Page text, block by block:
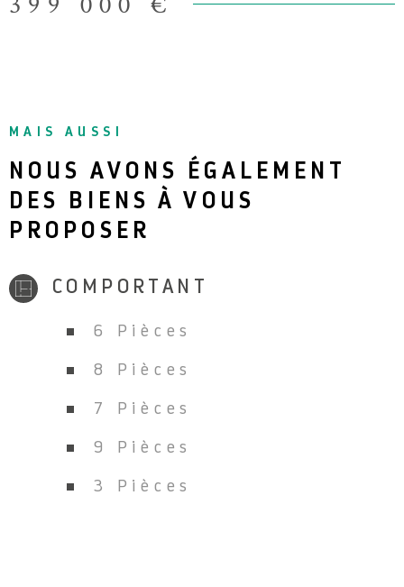
MAIS AUSSI
NOUS AVONS ÉGALEMENT
DES BIENS À VOUS
PROPOSER
COMPORTANT
6 Pièces
8 Pièces
7 Pièces
9 Pièces
3 Pièces